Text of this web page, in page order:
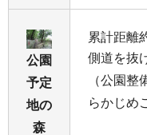
公園
予定
地の
森
累計距離
側道を抜
（公園
らかじめ